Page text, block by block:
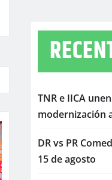
TNR e IICA
modernización
DR vs PR
15 de agosto